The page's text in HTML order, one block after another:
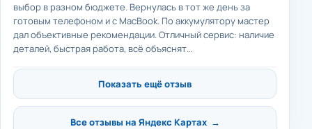
выбор в разном бюджете. Вернулась в тот же день за
готовым телефоном и с MacBook. По аккумулятору мастер
дал объективные рекомендации. Отличный сервис: наличие
деталей, быстрая работа, всё объяснят…
Показать ещё отзыв
Все отзывы на Яндекс Картах →